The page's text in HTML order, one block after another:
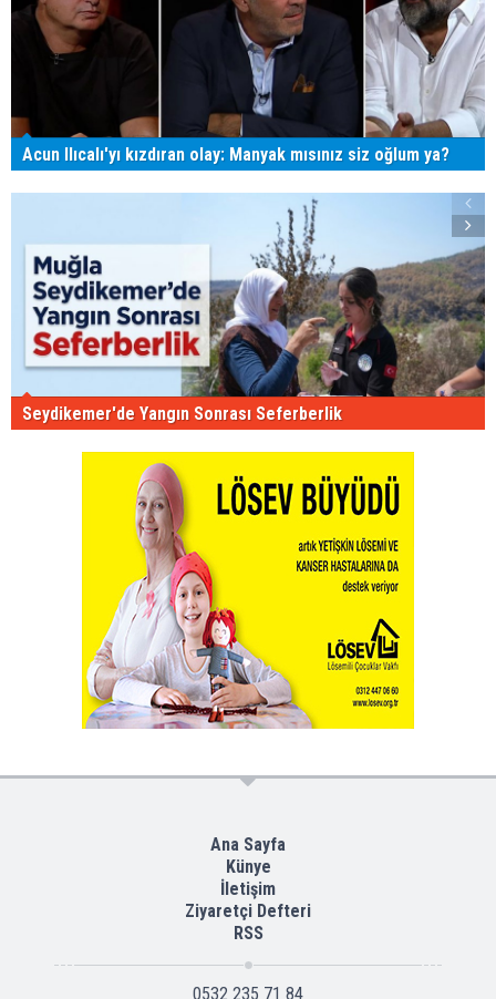
Acun Ilıcalı'yı kızdıran olay: Manyak mısınız siz oğlum ya?
Seydikemer'de Yangın Sonrası Seferberlik
Ana Sayfa
Künye
İletişim
Ziyaretçi Defteri
RSS
0532 235 71 84